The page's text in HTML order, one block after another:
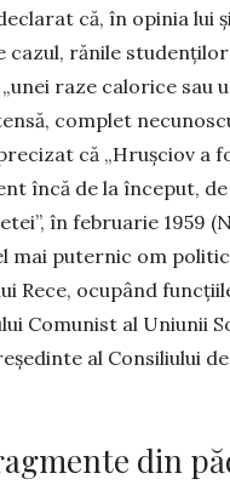
că, în opinia lui
cazul, ră­ni­le
raze ca­lorice sau
com­plet
că „Hruşciov a
în­că de la început,
în fe­bruarie 1959
mai pu­ter­nic om
Rece, ocu­pând
Co­mu­nist al Uniunii
al Consiliului
din